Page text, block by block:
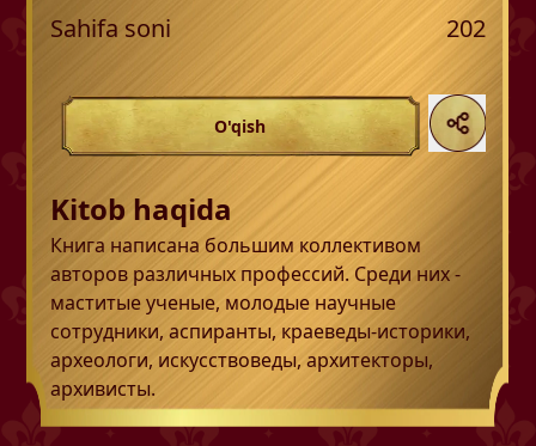
Sahifa soni
202
O'qish
Kitob haqida
Книга написана большим коллективом
авторов различных профессий. Среди них -
маститые ученые, молодые научные
сотрудники, аспиранты, краеведы-историки,
археологи, искусствоведы, архитекторы,
архивисты.